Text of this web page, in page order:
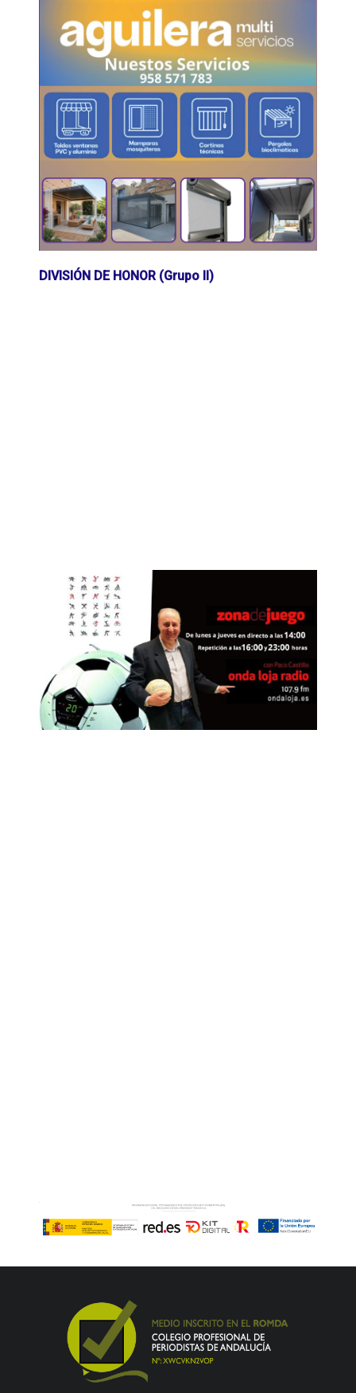
DIVISIÓN DE HONOR (Grupo II)